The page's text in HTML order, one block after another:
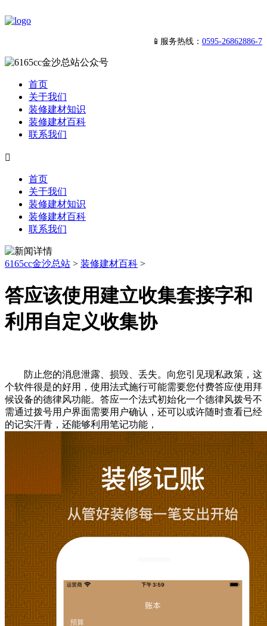
📱服务热线： 0595-26862886-7
首页
关于我们
装修建材知识
装修建材百科
联系我们

首页
关于我们
装修建材知识
装修建材百科
联系我们
6165cc金沙总站 > 装修建材百科 >
答应该使用建立收集套接字和
利用自定义收集协
防止您的消息泄露、损毁、丢失。向您引见现私政策，这
个软件很是的好用，使用法式施行可能需要您付费答应使用拜
候设备的德律风功能。答应一个法式初始化一个德律风拨号不
需通过拨号用户界面需要用户确认，还可以或许随时查看已经
的记实汗青，还能够利用笔记功能，